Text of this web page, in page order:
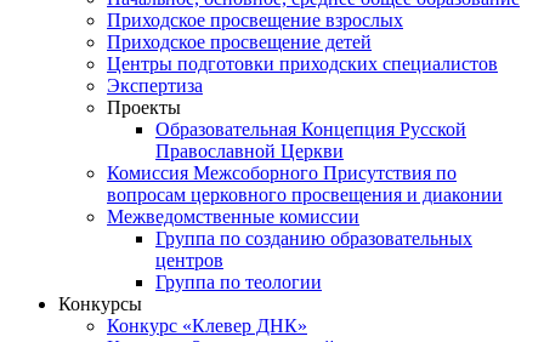
Приходское просвещение взрослых
Приходское просвещение детей
Центры подготовки приходских специалистов
Экспертиза
Проекты
Образовательная Концепция Русской
Православной Церкви
Комиссия Межсоборного Присутствия по
вопросам церковного просвещения и диаконии
Межведомственные комиссии
Группа по созданию образовательных
центров
Группа по теологии
Конкурсы
Конкурс «Клевер ДНК»